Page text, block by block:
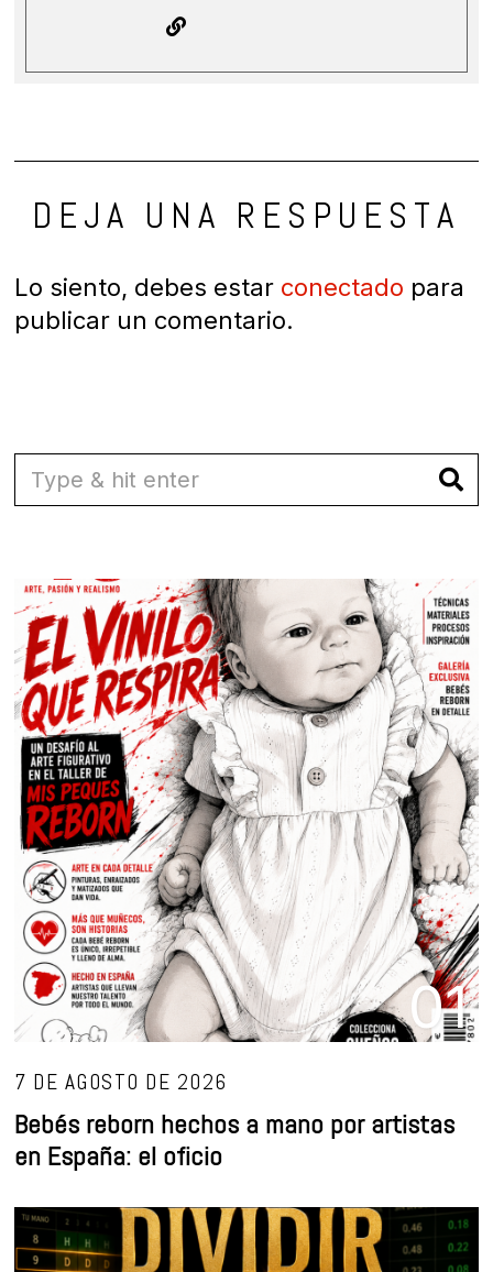
DEJA UNA RESPUESTA
Lo siento, debes estar conectado para
publicar un comentario.
01
7 DE AGOSTO DE 2026
Bebés reborn hechos a mano por artistas
en España: el oficio